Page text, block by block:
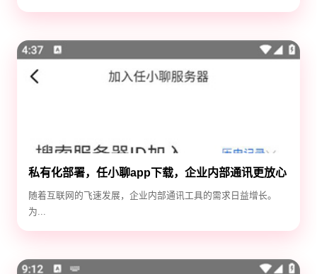
私有化部署，任小聊app下载，企业内部通讯更放心
随着互联网的飞速发展，企业内部通讯工具的需求日益增长。
为...